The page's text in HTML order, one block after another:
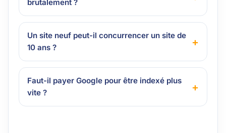
brutalement ?
Un site neuf peut-il concurrencer un site de
10 ans ?
Faut-il payer Google pour être indexé plus
vite ?